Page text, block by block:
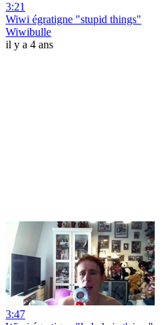
3:21
Wiwi égratigne "stupid things"
Wiwibulle
il y a 4 ans
3:47